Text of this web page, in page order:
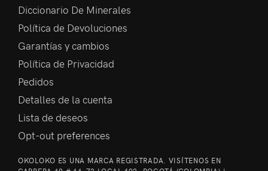
Diccionario De Minerales
Política de Devoluciones
Garantías y cambios
Política de Privacidad
Pedidos
Detalles de la cuenta
Lista de deseos
Opt-out preferences
OKOLOKO ES UNA MARCA REGISTRADA. VISÍTENOS EN